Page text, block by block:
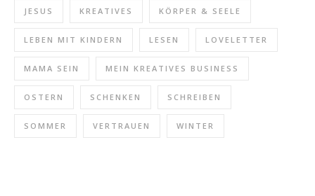
JESUS KREATIVES KÖRPER & SEELE
LEBEN MIT KINDERN LESEN LOVELETTER
MAMA SEIN MEIN KREATIVES BUSINESS
OSTERN SCHENKEN SCHREIBEN
SOMMER VERTRAUEN WINTER